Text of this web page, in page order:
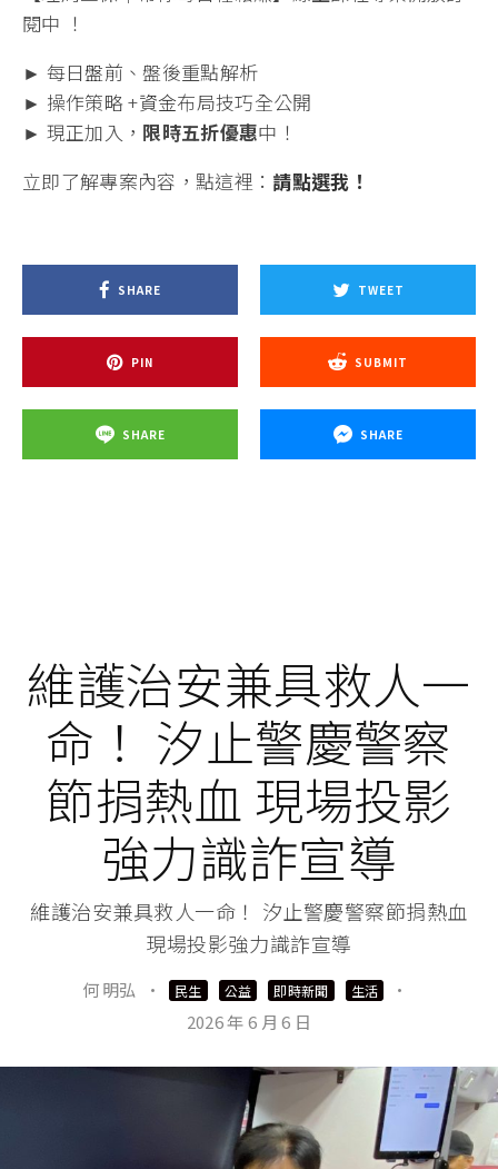
閱中 ！
► 每日盤前 、盤後重點解析
► 操作策略 +資金布局技巧全公開
► 現正加入， 限時五折優惠中！
立即了解專案內容，點這裡： 請點選我！
SHARE TWEET
PIN SUBMIT
SHARE SHARE
維護治安兼具救人一
命！ 汐止警慶警察
節捐熱血 現場投影
強力識詐宣導
維護治安兼具救人一命！ 汐止警慶警察節捐熱血
現場投影強力識詐宣導
何 明弘 · 民生 公益 即時新聞 生活
·
2026 年 6 月 6 日